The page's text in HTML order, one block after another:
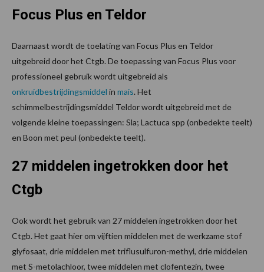
Focus Plus en Teldor
Daarnaast wordt de toelating van Focus Plus en Teldor
uitgebreid door het Ctgb. De toepassing van Focus Plus voor
professioneel gebruik wordt uitgebreid als
onkruidbestrijdingsmiddel in mais. Het
schimmelbestrijdingsmiddel Teldor wordt uitgebreid met de
volgende kleine toepassingen: Sla; Lactuca spp (onbedekte teelt)
en Boon met peul (onbedekte teelt).
27 middelen ingetrokken door het
Ctgb
Ook wordt het gebruik van 27 middelen ingetrokken door het
Ctgb. Het gaat hier om vijftien middelen met de werkzame stof
glyfosaat, drie middelen met triflusulfuron-methyl, drie middelen
met S-metolachloor, twee middelen met clofentezin, twee